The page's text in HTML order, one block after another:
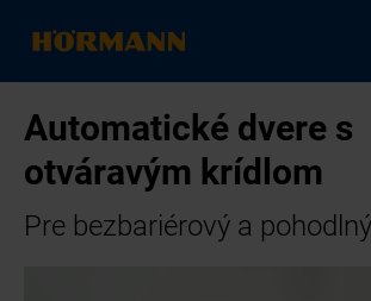
Automatické dvere s
otváravým krídlom
Pre bezbariérový a